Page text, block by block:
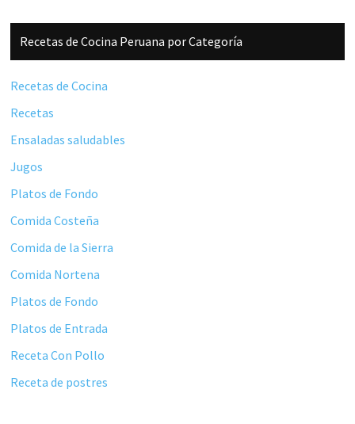
Barra
lateral
principal
Recetas de Cocina Peruana por Categoría
Recetas de Cocina
Recetas
Ensaladas saludables
Jugos
Platos de Fondo
Comida Costeña
Comida de la Sierra
Comida Nortena
Platos de Fondo
Platos de Entrada
Receta Con Pollo
Receta de postres